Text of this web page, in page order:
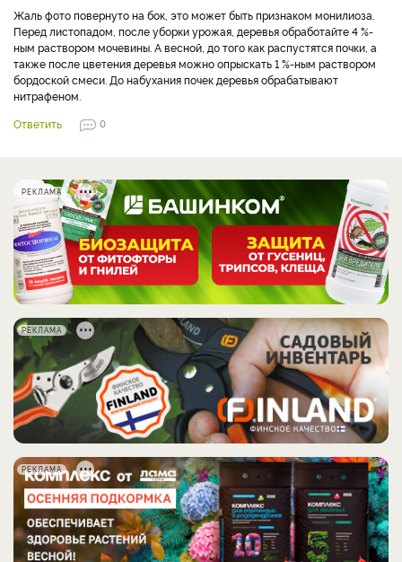
Жаль фото повернуто на бок, это может быть признаком монилиоза.
Перед листопадом, после уборки урожая, деревья обработайте 4 %-
ным раствором мочевины. А весной, до того как распустятся почки, а
также после цветения деревья можно опрыскать 1 %-ным раствором
бордоской смеси. До набухания почек деревья обрабатывают
нитрафеном.
Ответить
0
РЕКЛАМА
РЕКЛАМА
РЕКЛАМА